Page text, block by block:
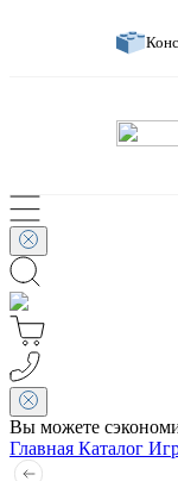
Вы можете
Главная Каталог